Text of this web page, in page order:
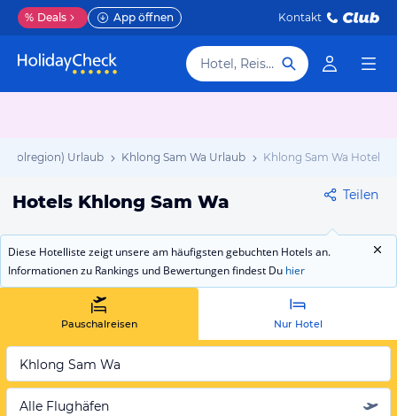
% Deals App öffnen Kontakt
Hotel, Reiseziel
Urlaub Khlong Sam Wa Urlaub Khlong Sam Wa Hotels
Hotels Khlong Sam Wa Teilen
Diese Hotelliste zeigt unsere am häufigsten gebuchten Hotels an.
Informationen zu Rankings und Bewertungen findest Du hier
Pauschalreisen Nur Hotel
Khlong Sam Wa
Alle Flughäfen